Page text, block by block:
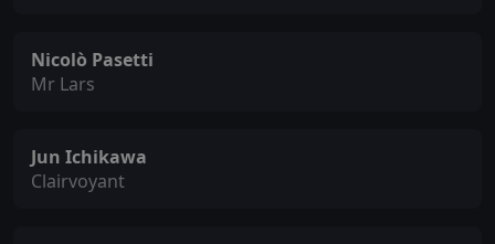
Nicolò Pasetti
Mr Lars
Jun Ichikawa
Clairvoyant